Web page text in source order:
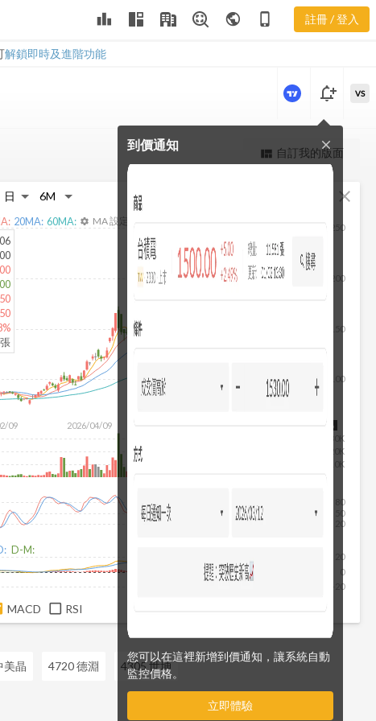
leaderboard public phone_iphone 註冊 / 登入
解鎖即時及進階功能
ROA
更強大的進階價量圖表
notification_add
到價通知
您可以在這裡新增到價通知，讓系統自動
監控價格。
立即體驗
close
VS
view_quilt 自訂我的版面
close
09 2026/04/09
100
150
200
250
2026/08/06
10K
20K
30K
20MA: 60MA: settings MA 設定
20
50
80
D-M:
-20
0
20
MACD RSI
美晶 4720 德淵 4305 世坤